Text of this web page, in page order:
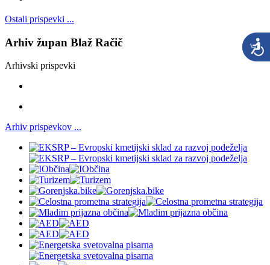
Ostali prispevki ...
Arhiv župan Blaž Račič
Arhivski prispevki
Arhiv prispevkov ...